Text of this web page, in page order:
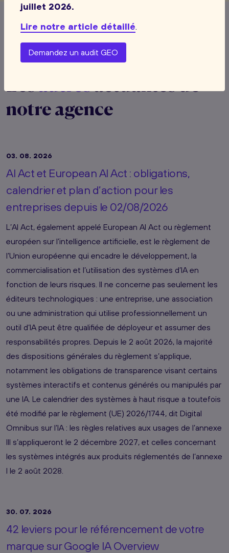
Voir toutes les actualités
Lesautresactualités de
notre agence
03. 08. 2026
AI Act et European AI Act : obligations,
calendrier et plan d’action pour les
entreprises depuis le 02/08/2026
L’AI Act, également appelé European AI Act ou règlement
européen sur l’intelligence artificielle, est le règlement de
l’Union européenne qui encadre le développement, la
commercialisation et l’utilisation des systèmes d’IA en
fonction de leurs risques. Il ne concerne pas seulement les
éditeurs technologiques : une entreprise, une association
ou une administration qui utilise professionnellement un
outil d’IA peut être qualifiée de déployeur et assumer des
responsabilités propres. Depuis le 2 août 2026, la majorité
des dispositions générales du règlement s’applique,
notamment les obligations de transparence visant certains
systèmes interactifs et contenus générés ou manipulés par
une IA. Le calendrier des systèmes à haut risque a toutefois
été modifié par le règlement (UE) 2026/1744, dit Digital
Omnibus sur l’IA : les règles relatives aux usages de l’annexe
III s’appliqueront le 2 décembre 2027, et celles concernant
les systèmes intégrés aux produits réglementés de l’annexe
I le 2 août 2028.
30. 07. 2026
42 leviers pour le référencement de votre
marque sur Google IA Overview
juillet 2026.
Lire notre article détaillé.
Demandez un audit GEO